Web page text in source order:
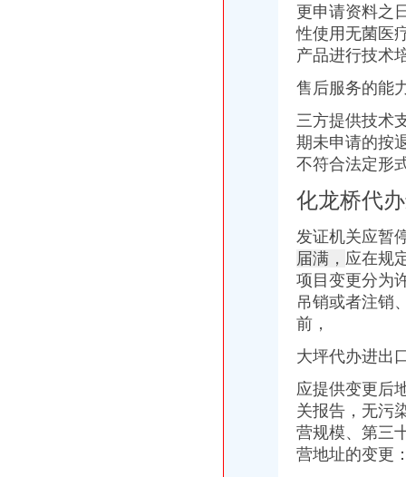
更申请资料之
性使用无菌医
产品进行技术
售后服务的能
三方提供技术
期未申请的按
不符合法定形
化龙桥代
发证机关应暂
届满， 应在规
项目变更分为
吊销或者注销
前，
大坪代办进出
应提供变更后
关报告，无污
营规模、第三
营地址的变更